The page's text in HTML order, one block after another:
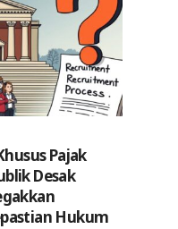
Pajak
Desak
Hukum